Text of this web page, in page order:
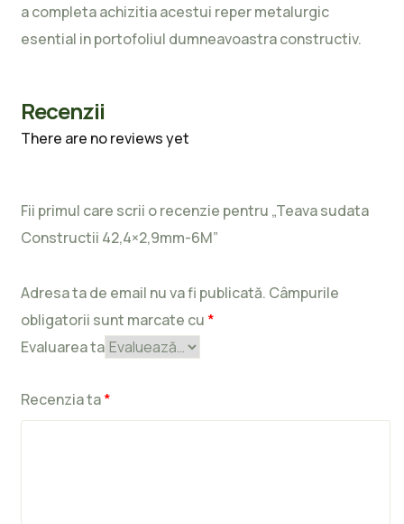
a completa achizitia acestui reper metalurgic
esential in portofoliul dumneavoastra constructiv.
Recenzii
There are no reviews yet
Fii primul care scrii o recenzie pentru „Teava sudata
Constructii 42,4×2,9mm-6M”
Adresa ta de email nu va fi publicată. Câmpurile
obligatorii sunt marcate cu *
Evaluarea ta
Recenzia ta*